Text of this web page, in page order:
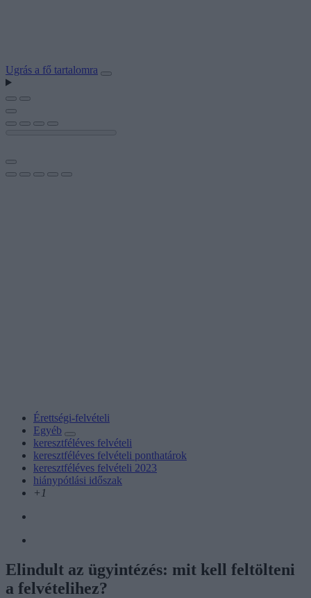
Ugrás a fő tartalomra
Érettségi-felvételi
Egyéb
keresztféléves felvételi
keresztféléves felvételi ponthatárok
keresztféléves felvételi 2023
hiánypótlási időszak
+1
Elindult az ügyintézés: mit kell feltölteni
a felvételihez?